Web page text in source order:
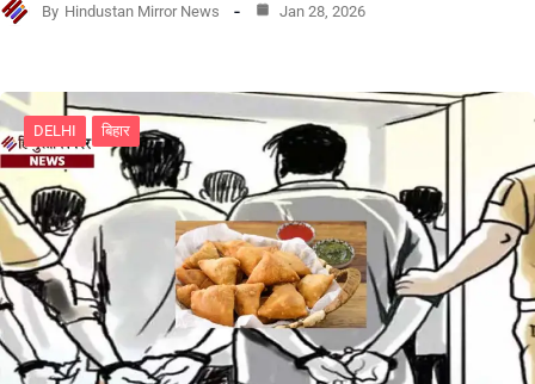
By Hindustan Mirror News Jan 28, 2026
DELHI बिहार